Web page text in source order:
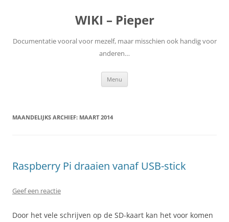
WIKI – Pieper
Documentatie vooral voor mezelf, maar misschien ook handig voor
anderen…
Menu
MAANDELIJKS ARCHIEF: MAART 2014
Raspberry Pi draaien vanaf USB-stick
Geef een reactie
Door het vele schrijven op de SD-kaart kan het voor komen